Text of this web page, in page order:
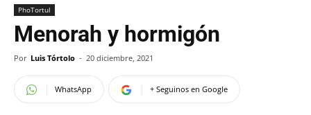
PhoTortul
Menorah y hormigón
Por Luis Tórtolo - 20 diciembre, 2021
WhatsApp + Seguinos en Google